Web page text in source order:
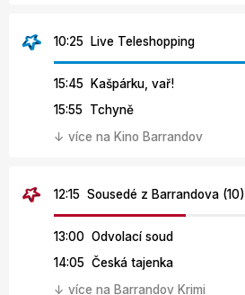
10:25 Live Teleshopping
15:45 Kašpárku, vař!
15:55 Tchyně
↓ více na Kino Barrandov
12:15 Sousedé z Barrandova (10)
13:00 Odvolací soud
14:05 Česká tajenka
↓ více na Barrandov Krimi